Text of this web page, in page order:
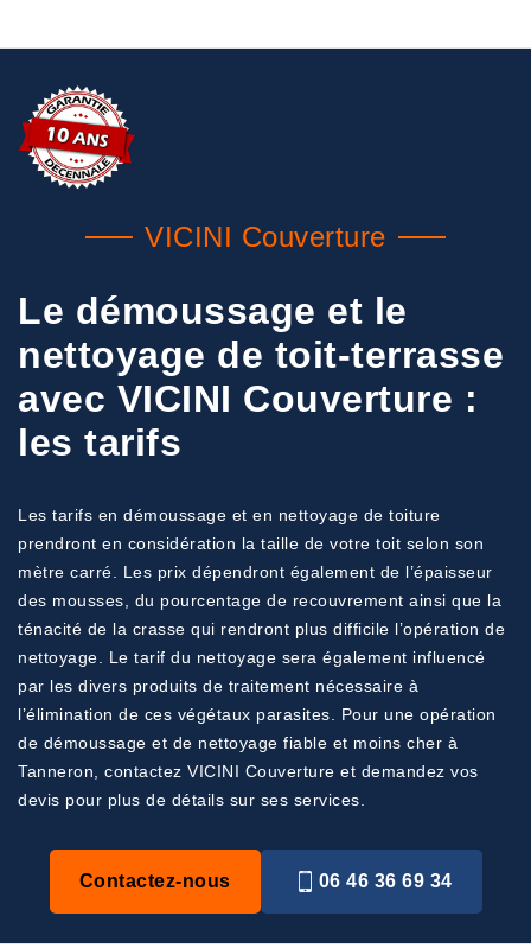
VICINI Couverture
Le démoussage et le
nettoyage de toit-terrasse
avec VICINI Couverture :
les tarifs
Les tarifs en démoussage et en nettoyage de toiture
prendront en considération la taille de votre toit selon son
mètre carré. Les prix dépendront également de l’épaisseur
des mousses, du pourcentage de recouvrement ainsi que la
ténacité de la crasse qui rendront plus difficile l’opération de
nettoyage. Le tarif du nettoyage sera également influencé
par les divers produits de traitement nécessaire à
l’élimination de ces végétaux parasites. Pour une opération
de démoussage et de nettoyage fiable et moins cher à
Tanneron, contactez VICINI Couverture et demandez vos
devis pour plus de détails sur ses services.
Contactez-nous 06 46 36 69 34